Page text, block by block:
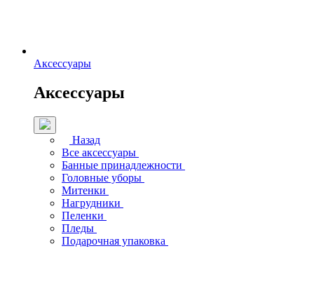
Аксессуары
Аксессуары
Назад
Все аксессуары
Банные принадлежности
Головные уборы
Митенки
Нагрудники
Пеленки
Пледы
Подарочная упаковка